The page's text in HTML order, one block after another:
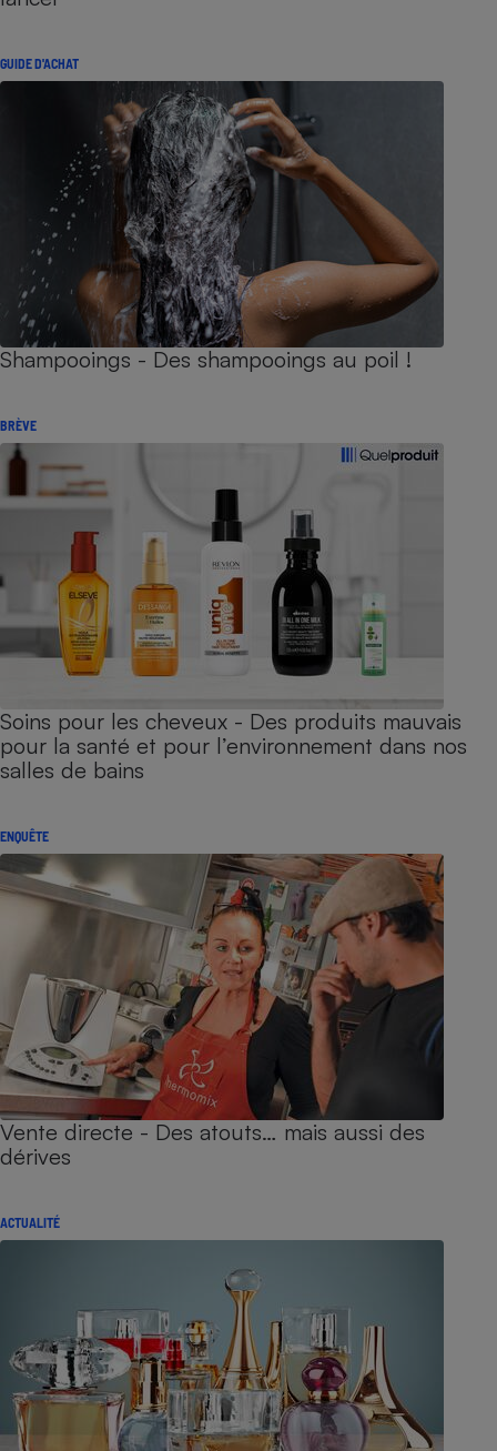
GUIDE D'ACHAT
Shampooings - Des shampooings au poil !
BRÈVE
Soins pour les cheveux - Des produits mauvais
pour la santé et pour l’environnement dans nos
salles de bains
ENQUÊTE
Vente directe - Des atouts… mais aussi des
dérives
ACTUALITÉ